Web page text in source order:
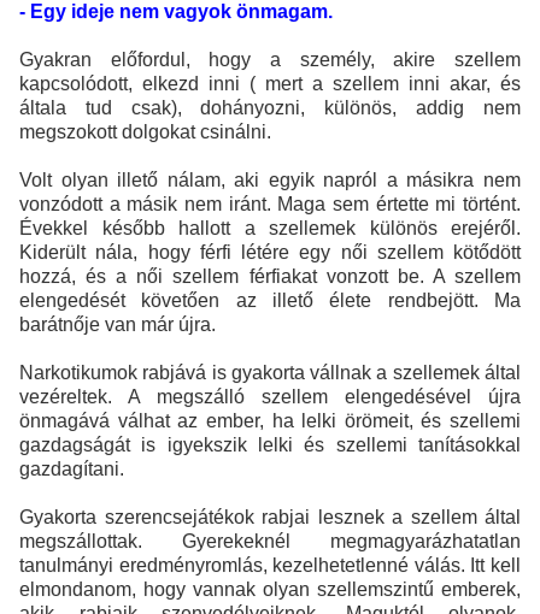
- Egy ideje nem vagyok önmagam.
Gyakran előfordul, hogy a személy, akire szellem
kapcsolódott, elkezd inni ( mert a szellem inni akar, és
általa tud csak), dohányozni, különös, addig nem
megszokott dolgokat csinálni.
Volt olyan illető nálam, aki egyik napról a másikra nem
vonzódott a másik nem iránt. Maga sem értette mi történt.
Évekkel később hallott a szellemek különös erejéről.
Kiderült nála, hogy férfi létére egy női szellem kötődött
hozzá, és a női szellem férfiakat vonzott be. A szellem
elengedését követően az illető élete rendbejött. Ma
barátnője van már újra.
Narkotikumok rabjává is gyakorta vállnak a szellemek által
vezéreltek. A megszálló szellem elengedésével újra
önmagává válhat az ember, ha lelki örömeit, és szellemi
gazdagságát is igyekszik lelki és szellemi tanításokkal
gazdagítani.
Gyakorta szerencsejátékok rabjai lesznek a szellem által
megszállottak. Gyerekeknél megmagyarázhatatlan
tanulmányi eredményromlás, kezelhetetlenné válás. Itt kell
elmondanom, hogy vannak olyan szellemszintű emberek,